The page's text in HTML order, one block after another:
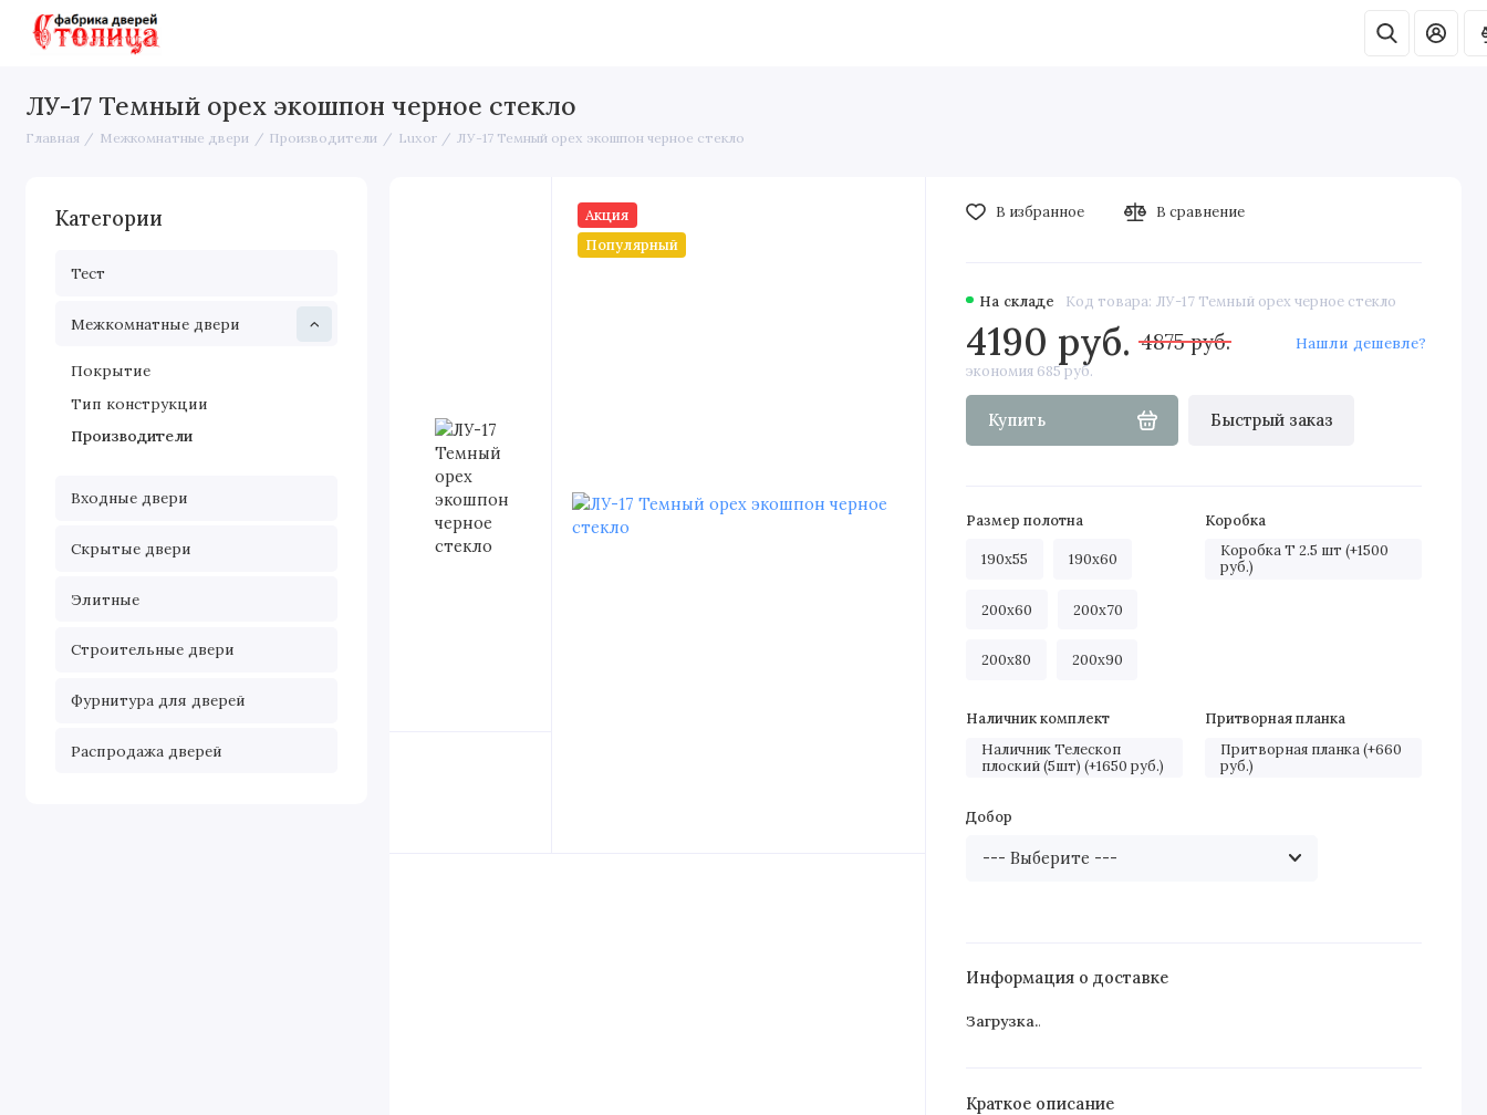
ЛУ-17 Темный орех экошпон черное стекло
Главная Межкомнатные двери Производители Luxor ЛУ-17 Темный орех экошпон черное стекло
Категории
Тест
Межкомнатные двери
Покрытие
Тип конструкции
Производители
Входные двери
Скрытые двери
Элитные
Строительные двери
Фурнитура для дверей
Распродажа дверей
Акция
Популярный
На складе Код товара: ЛУ-17 Темный орех черное стекло
4190 руб. 4875 руб.
экономия 685 руб.
Купить Быстрый заказ
Нашли дешевле?
В избранное В сравнение
Размер полотна
190х55 190х60
200х60 200х70
200х80 200х90
Коробка
Коробка Т 2.5 шт (+1500
руб.)
Наличник комплект
Наличник Телескоп
плоский (5шт) (+1650 руб.)
Притворная планка
Притворная планка (+660
руб.)
Добор
Информация о доставке
Загрузка...
Краткое описание